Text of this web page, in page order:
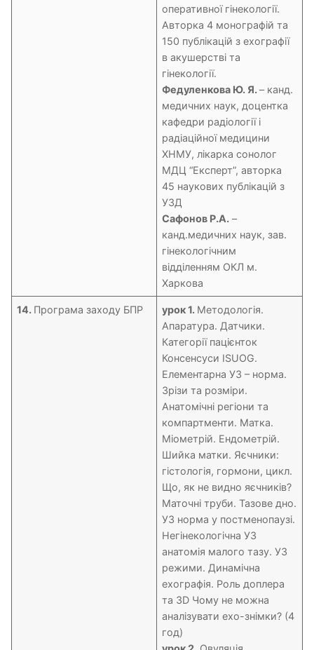
оперативної гінекології.
Авторка 4 монографій та
150 публікацій з ехографії
в акушерстві та
гінекології.
Федуленкова Ю. Я.– канд.
медичних наук, доцентка
кафедри радіології і
радіаційної медицини
ХНМУ, лікарка сонолог
МДЦ “Експерт”, авторка
45 наукових публікацій з
УЗД
Сафонов Р.А. –
канд.медичних наук, зав.
гінекологічним
відділенням ОКЛ м.
Харкова
14. Програма заходу БПР урок 1. Методологія.
Апаратура. Датчики.
Категорії пацієнток
Консенсуси ISUOG.
Елементарна УЗ – норма.
Зрізи та розміри.
Анатомічні регіони та
компартменти. Матка.
Міометрій. Ендометрій.
Шийка матки. Яєчники:
гістологія, гормони, цикл.
Що, як не видно яєчників?
Маточні труби. Тазове дно.
УЗ норма у постменопаузі.
Негінекологічна УЗ
анатомія малого тазу. УЗ
режими. Динамічна
ехографія. Роль доплера
та 3D Чому не можна
аналізувати ехо-знімки? (4
год)